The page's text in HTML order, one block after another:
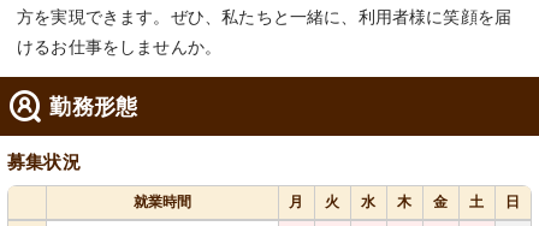
方を実現できます。ぜひ、私たちと一緒に、利用者様に笑顔を届
けるお仕事をしませんか。
勤務形態
募集状況
就業時間 月 火 水 木 金 土
日